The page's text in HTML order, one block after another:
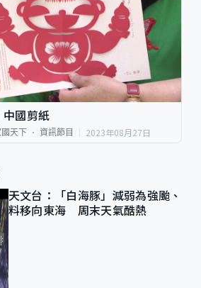
國剪紙
國天下 資訊節目 2023年08月27日
天文台：「白海豚」減弱為強颱、
料移向東海 周末天氣酷熱